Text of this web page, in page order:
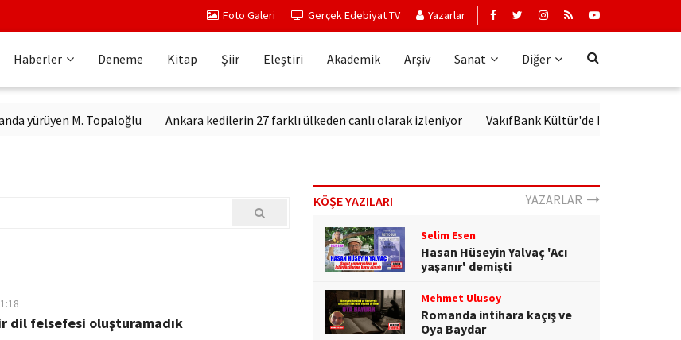
Foto Galeri Gerçek Edebiyat TV Yazarlar
Haberler Deneme Kitap Şiir Eleştiri Akademik Arşiv Sanat Diğer
M. Topaloğlu Ankara kedilerin 27 farklı ülkeden canlı olarak izleniyor VakıfBank Kültür'de Modern Alman
dil felsefesi oluşturamadık
KÖŞE YAZILARI YAZARLAR
Selim Esen
Hasan Hüseyin Yalvaç 'Acı
yaşanır' demişti
Mehmet Ulusoy
Romanda intihara kaçış ve
Oya Baydar